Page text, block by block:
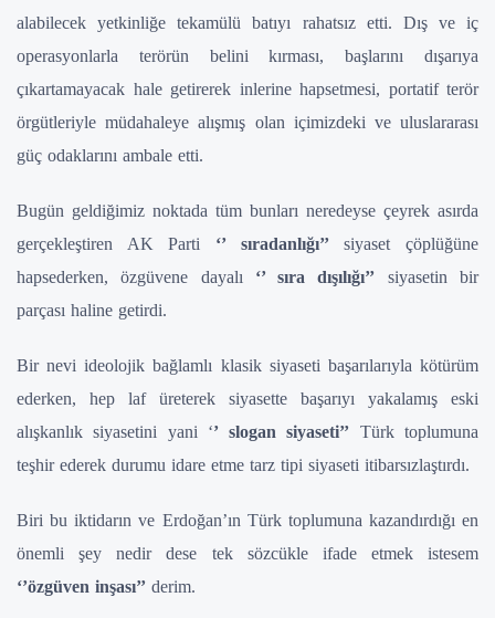
alabilecek yetkinliğe tekamülü batıyı rahatsız etti. Dış ve iç
operasyonlarla terörün belini kırması, başlarını dışarıya
çıkartamayacak hale getirerek inlerine hapsetmesi, portatif terör
örgütleriyle müdahaleye alışmış olan içimizdeki ve uluslararası
güç odaklarını ambale etti.
Bugün geldiğimiz noktada tüm bunları neredeyse çeyrek asırda
gerçekleştiren AK Parti ‘’ sıradanlığı’’siyaset çöplüğüne
hapsederken, özgüvene dayalı ‘’ sıra dışılığı’’ siyasetin bir
parçası haline getirdi.
Bir nevi ideolojik bağlamlı klasik siyaseti başarılarıyla kötürüm
ederken, hep laf üreterek siyasette başarıyı yakalamış eski
alışkanlık siyasetini yani ‘’ slogan siyaseti’’ Türk toplumuna
teşhir ederek durumu idare etme tarz tipi siyaseti itibarsızlaştırdı.
Biri bu iktidarın ve Erdoğan’ın Türk toplumuna kazandırdığı en
önemli şey nedir dese tek sözcükle ifade etmek istesem
‘’özgüven inşası’’ derim.